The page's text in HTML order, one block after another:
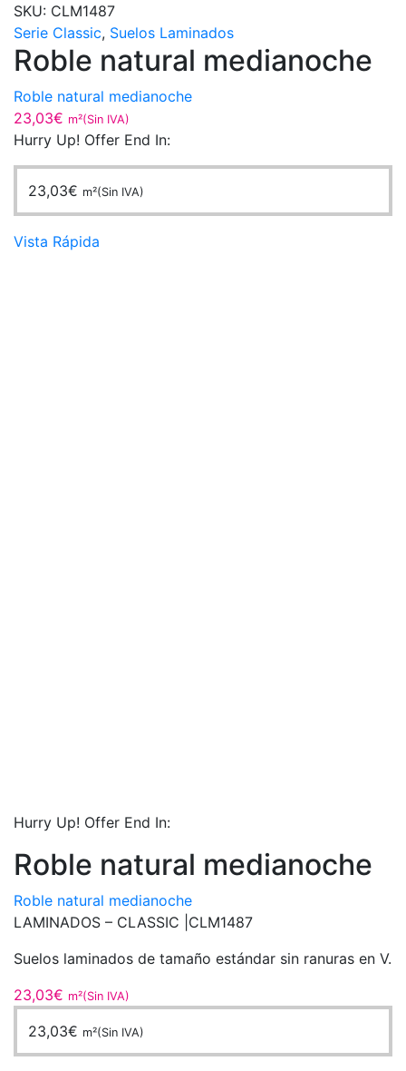
SKU: CLM1487
Serie Classic, Suelos Laminados
Roble natural medianoche
Roble natural medianoche
23,03€ m²(Sin IVA)
Hurry Up! Offer End In:
23,03€ m²(Sin IVA)
Vista Rápida
Hurry Up! Offer End In:
Roble natural medianoche
Roble natural medianoche
LAMINADOS – CLASSIC | CLM1487
Suelos laminados de tamaño estándar sin ranuras en V.
23,03€ m²(Sin IVA)
23,03€ m²(Sin IVA)